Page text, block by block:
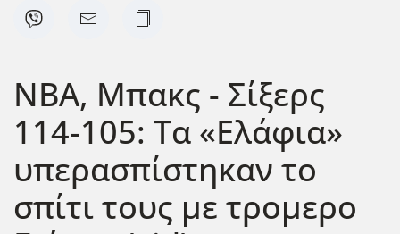
NBA, Μπακς - Σίξερς
114-105: Τα «Ελάφια»
υπερασπίστηκαν το
σπίτι τους με τρομερο